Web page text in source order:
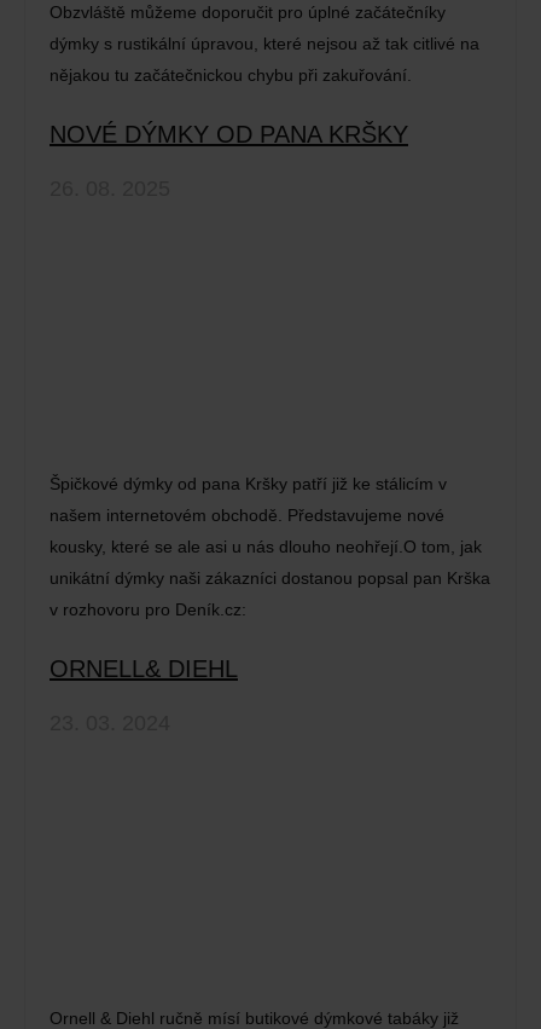
Obzvláště můžeme doporučit pro úplné začátečníky
dýmky s rustikální úpravou, které nejsou až tak citlivé na
nějakou tu začátečnickou chybu při zakuřování.
NOVÉ DÝMKY OD PANA KRŠKY
Špičkové dýmky od pana Kršky patří již ke stálicím v
našem internetovém obchodě. Představujeme nové
kousky, které se ale asi u nás dlouho neohřejí.O tom, jak
unikátní dýmky naši zákazníci dostanou popsal pan Krška
v rozhovoru pro Deník.cz:
ORNELL& DIEHL
Ornell & Diehl ručně mísí butikové dýmkové tabáky již